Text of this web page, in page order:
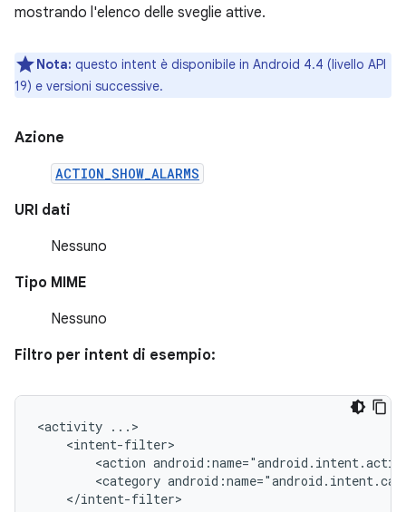
mostrando l'elenco delle sveglie attive.
Nota: questo intent è disponibile in Android 4.4 (livello API
19) e versioni successive.
Azione
ACTION_SHOW_ALARMS
URI dati
Nessuno
Tipo MIME
Nessuno
Filtro per intent di esempio:
<activity
<action
<category
</intent-filter>